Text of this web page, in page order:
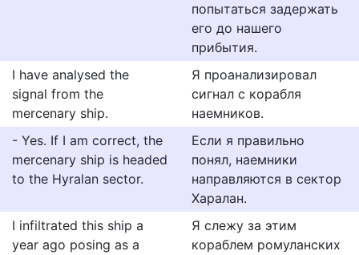
попытаться задержать
его до нашего
прибытия.
I have analysed the
signal from the
mercenary ship.
Я проанализировал
сигнал с корабля
наемников.
- Yes. If I am correct, the
mercenary ship is headed
to the Hyralan sector.
Если я правильно
понял, наемники
направляются в сектор
Харалан.
I infiltrated this ship a
year ago posing as a
Я слежу за этим
кораблем ромуланских